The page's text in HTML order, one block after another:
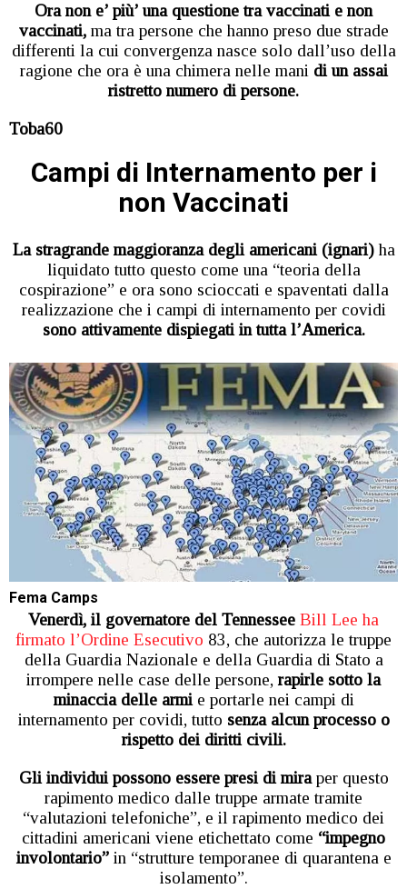
Ora non e’ più’ una questione tra vaccinati e non
vaccinati, ma tra persone che hanno preso due strade
differenti la cui convergenza nasce solo dall’uso della
ragione che ora è una chimera nelle mani di un assai
ristretto numero di persone.
Toba60
Campi di Internamento per i
non Vaccinati
La stragrande maggioranza degli americani (ignari)ha
liquidato tutto questo come una “teoria della
cospirazione” e ora sono scioccati e spaventati dalla
realizzazione che i campi di internamento per covidi
sono attivamente dispiegati in tutta l’America.
Fema Camps
Venerdì, il governatore del Tennessee Bill Lee ha
firmato l’Ordine Esecutivo 83, che autorizza le truppe
della Guardia Nazionale e della Guardia di Stato a
irrompere nelle case delle persone, rapirle sotto la
minaccia delle armie portarle nei campi di
internamento per covidi, tutto senza alcun processo o
rispetto dei diritti civili.
Gli individui possono essere presi di miraper questo
rapimento medico dalle truppe armate tramite
“valutazioni telefoniche”, e il rapimento medico dei
cittadini americani viene etichettato come “impegno
involontario”in “strutture temporanee di quarantena e
isolamento”.